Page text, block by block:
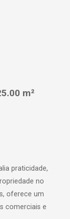
m²
praticidade,
no
oferece um
comerciais e